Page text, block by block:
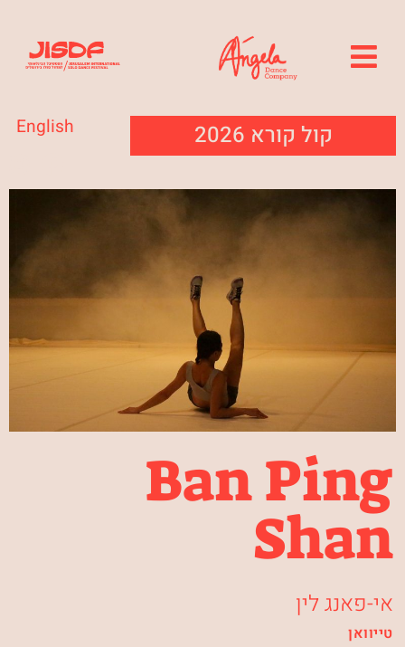
קול קורא 2026 English
Ban Ping
Shan
אי-פאנג לין
טייוואן